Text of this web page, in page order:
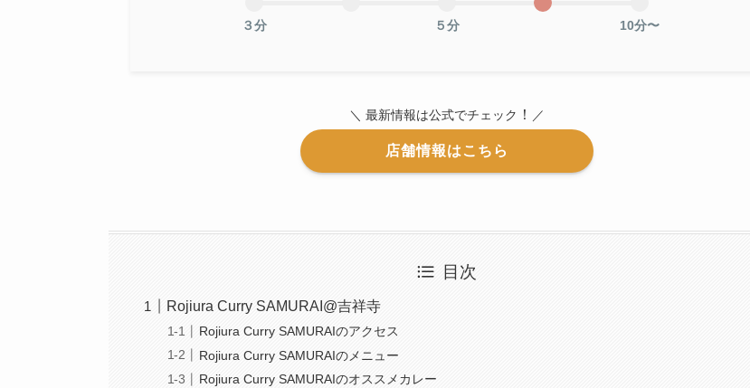
３分 ５分 10分〜
＼ 最新情報は公式でチェック ！ ／
店舗情報はこちら
目次
Rojiura Curry SAMURAI@吉祥寺
Rojiura Curry SAMURAIのアクセス
Rojiura Curry SAMURAIのメニュー
Rojiura Curry SAMURAIのオススメカレー